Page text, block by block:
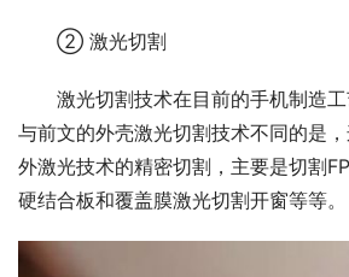
② 激光切割
激光切割技术在目前的手机制造
与前文的外壳激光切割技术不同的是
外激光技术的精密切割，主要是切割
硬结合板和覆盖膜激光切割开窗等等。